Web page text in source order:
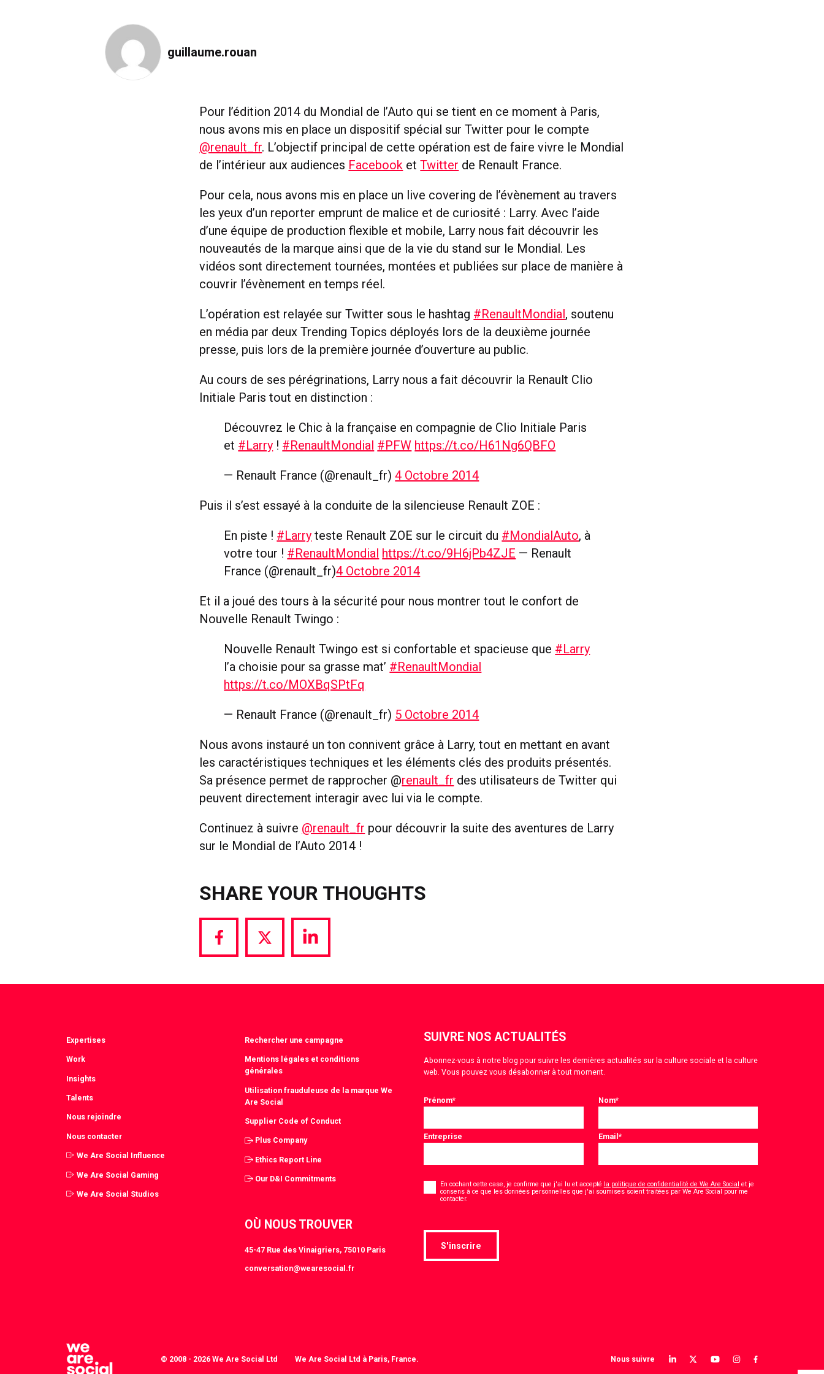
guillaume.rouan
Pour l’édition 2014 du Mondial de l’Auto qui se tient en ce moment à Paris,
nous avons mis en place un dispositif spécial sur Twitter pour le compte
@renault_fr. L’objectif principal de cette opération est de faire vivre le Mondial
de l’intérieur aux audiences Facebook etTwitter de Renault France.
Pour cela, nous avons mis en place un live covering de l’évènement au travers
les yeux d’un reporter emprunt de malice et de curiosité : Larry. Avec l’aide
d’une équipe de production flexible et mobile, Larry nous fait découvrir les
nouveautés de la marque ainsi que de la vie du stand sur le Mondial. Les
vidéos sont directement tournées, montées et publiées sur place de manière à
couvrir l’évènement en temps réel.
L’opération est relayée sur Twitter sous le hashtag #RenaultMondial, soutenu
en média par deux Trending Topics déployés lors de la deuxième journée
presse, puis lors de la première journée d’ouverture au public.
Au cours de ses pérégrinations, Larry nous a fait découvrir la Renault Clio
Initiale Paris tout en distinction :
Découvrez le Chic à la française en compagnie de Clio Initiale Paris
et #Larry ! #RenaultMondial #PFW https://t.co/H61Ng6QBFO
— Renault France (@renault_fr)4 Octobre 2014
Puis il s’est essayé à la conduite de la silencieuse Renault ZOE :
En piste ! #Larry teste Renault ZOE sur le circuit du #MondialAuto, à
votre tour ! #RenaultMondial https://t.co/9H6jPb4ZJE — Renault
France (@renault_fr)4 Octobre 2014
Et il a joué des tours à la sécurité pour nous montrer tout le confort de
Nouvelle Renault Twingo :
Nouvelle Renault Twingo est si confortable et spacieuse que #Larry
l’a choisie pour sa grasse mat’ #RenaultMondial
https://t.co/MOXBqSPtFq
— Renault France (@renault_fr) 5 Octobre 2014
Nous avons instauré un ton connivent grâce à Larry, tout en mettant en avant
les caractéristiques techniques et les éléments clés des produits présentés.
Sa présence permet de rapprocher @renault_fr des utilisateurs de Twitter qui
peuvent directement interagir avec lui via le compte.
Continuez à suivre @renault_fr pour découvrir la suite des aventures de Larry
sur le Mondial de l’Auto 2014 !
SHARE YOUR THOUGHTS
Share
Facebook
Share
Twitter
Share
LinkedIn
Expertises
Work
Insights
Talents
Nous rejoindre
Nous contacter
We Are Social Influence
We Are Social Gaming
We Are Social Studios
Rechercher une campagne
Mentions légales et conditions
générales
Utilisation frauduleuse de la marque We
Are Social
Supplier Code of Conduct
Plus Company
Ethics Report Line
Our D&I Commitments
OÙ NOUS TROUVER
45-47 Rue des Vinaigriers, 75010 Paris
conversation@wearesocial.fr
SUIVRE NOS ACTUALITÉS
Abonnez-vous à notre blog pour suivre les dernières actualités sur la culture sociale et la culture
web. Vous pouvez vous désabonner à tout moment.
Prénom* Nom*
Entreprise Email*
* En cochant cette case, je confirme que j'ai lu et accepté la politique de confidentialité de We Are Social et je
consens à ce que les données personnelles que j'ai soumises soient traitées par We Are Social pour me
contacter.
S'inscrire
© 2008 - 2026 We Are Social Ltd We Are Social Ltd à Paris, France. Nous suivre
View
View
View
View
View